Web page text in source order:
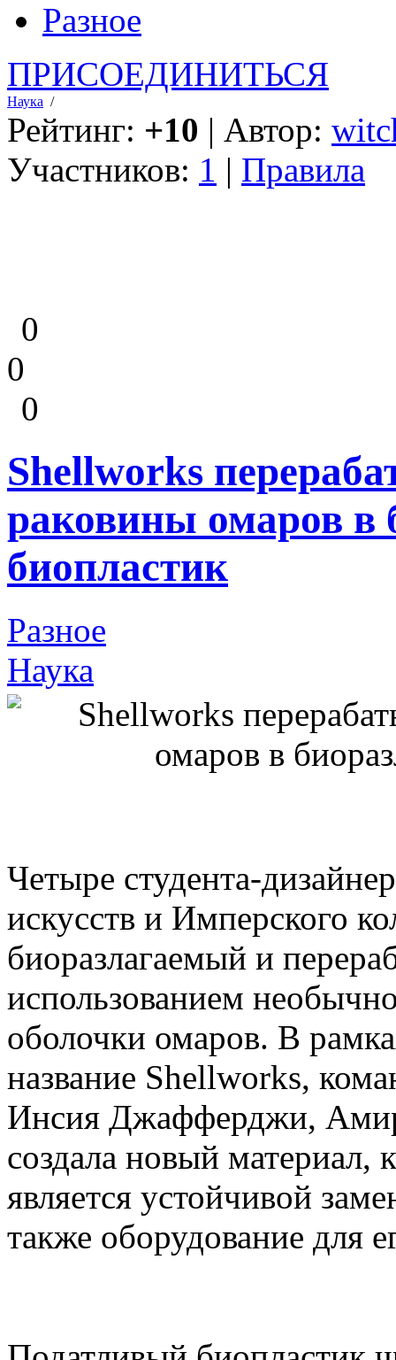
Разное
ПРИСОЕДИНИТЬСЯ
Наука /
Рейтинг: +10 | Автор:
Участников: 1 | Правила
0
0
0
Shellworks
раковины омаров в
биопластик
Разное
Наука
Четыре студента-
искусств и Имперского
биоразлагаемый и
использованием
оболочки омаров. В
название Shellworks,
Инсия Джафферджи,
создала новый
является устойчивой
также оборудование для